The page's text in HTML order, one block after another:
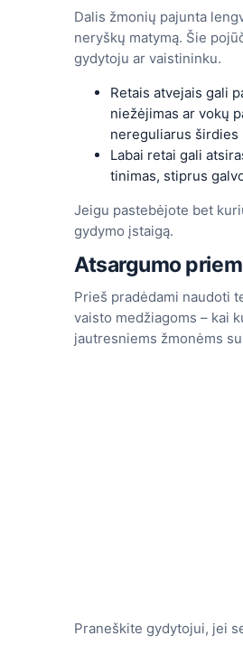
Dalis žmonių pajunta
neryškų matymą. Šie
gydytoju ar vaistininku.
Retais atvejais gali
niežėjimas ar vokų
nereguliarus širdies
Labai retai gali
tinimas, stiprus
Jeigu pastebėjote bet
gydymo įstaigą.
Atsargumo
Prieš pradėdami naudoti
vaisto medžiagoms – kai
jautresniems žmonėms
Praneškite gydytojui, jei